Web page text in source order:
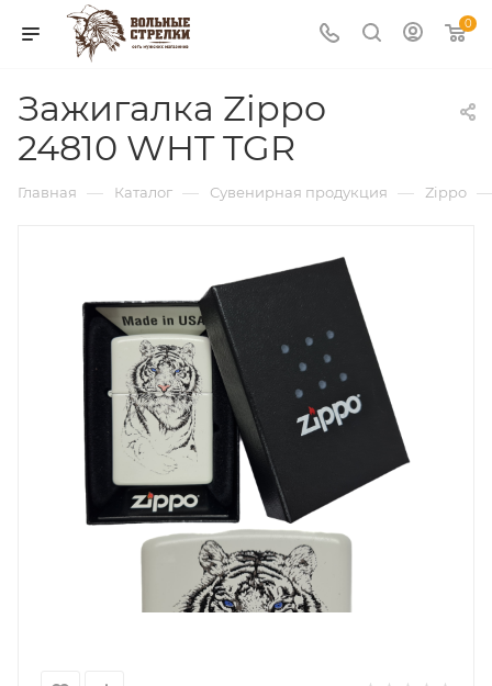
0
Зажигалка Zippo
24810 WHT TGR
Главная — Каталог — Сувенирная продукция — Zippo —